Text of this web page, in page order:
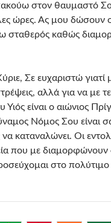
στον θαυμαστό
ώρες. Ας μου δώσουν
σταθερός καθώς
Σε ευχαριστώ γιατί
αλλά για να με
είναι ο αιώνιος
Νόμος Σου είναι
να καταναλώνει. Οι
που με
στο πολύτιμο